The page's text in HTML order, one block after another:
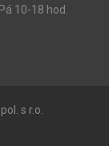
10-18 hod.
s r.o.